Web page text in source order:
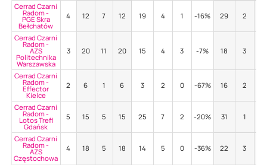
Cerrad Czarni
Radom -
PGE Skra
Bełchatów
4 12 7 12 19 4 1 -16% 29 2
Cerrad Czarni
Radom -
AZS
Politechnika
Warszawska
3 20 11 20 15 4 3 -7% 18 3
Cerrad Czarni
Radom -
Effector
Kielce
2 6 1 6 3 2 0 -67% 16 2
Cerrad Czarni
Radom -
Lotos Trefl
Gdańsk
5 15 5 15 25 7 2 -20% 31 1
Cerrad Czarni
Radom -
AZS
Częstochowa
4 18 5 18 14 5 0 -36% 22 3